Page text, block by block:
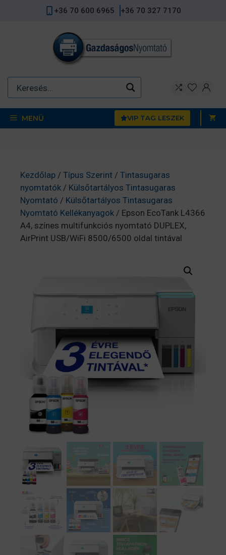
+36 70 600 6965 +36 70 327 7170
MENÜ VIP TAG LESZEK
Kezdőlap / Típus Szerint / Tintasugaras
nyomtatók / Külsőtartályos Tintasugaras
Nyomtató / Külsőtartályos Tintasugaras
Nyomtató Kellékanyagok / Epson EcoTank L4366
A4, színes multifunkciós nyomtató DUPLEX,
AirPrint USB/WiFi 8500/6500 oldal tintával